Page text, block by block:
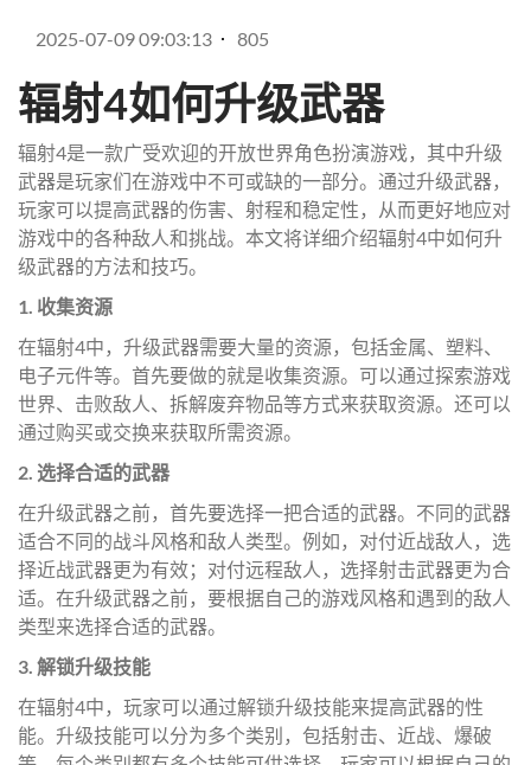
2025-07-09 09:03:13 805
辐射4如何升级武器
辐射4是一款广受欢迎的开放世界角色扮演游戏，其中升级
武器是玩家们在游戏中不可或缺的一部分。通过升级武器，
玩家可以提高武器的伤害、射程和稳定性，从而更好地应对
游戏中的各种敌人和挑战。本文将详细介绍辐射4中如何升
级武器的方法和技巧。
1. 收集资源
在辐射4中，升级武器需要大量的资源，包括金属、塑料、
电子元件等。首先要做的就是收集资源。可以通过探索游戏
世界、击败敌人、拆解废弃物品等方式来获取资源。还可以
通过购买或交换来获取所需资源。
2. 选择合适的武器
在升级武器之前，首先要选择一把合适的武器。不同的武器
适合不同的战斗风格和敌人类型。例如，对付近战敌人，选
择近战武器更为有效；对付远程敌人，选择射击武器更为合
适。在升级武器之前，要根据自己的游戏风格和遇到的敌人
类型来选择合适的武器。
3. 解锁升级技能
在辐射4中，玩家可以通过解锁升级技能来提高武器的性
能。升级技能可以分为多个类别，包括射击、近战、爆破